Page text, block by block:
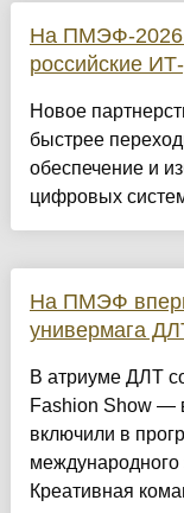
На ПМЭФ-2026
российские
Новое
быстрее
обеспечение и
цифровых
На ПМЭФ
универмага
В атриуме ДЛТ
Fashion Show —
включили в
международного
Креативная